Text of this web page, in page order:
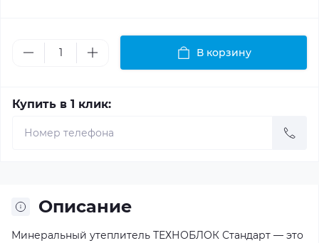
В корзину
Купить в 1 клик:
Описание
Минеральный утеплитель ТЕХНОБЛОК Стандарт — это